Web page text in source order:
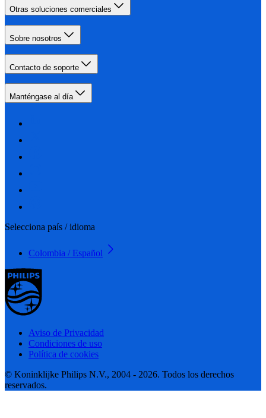
Otras soluciones comerciales
Sobre nosotros
Contacto de soporte
Manténgase al día
Selecciona país / idioma
Colombia / Español
Aviso de Privacidad
Condiciones de uso
Política de cookies
© Koninklijke Philips N.V., 2004 - 2026. Todos los derechos
reservados.